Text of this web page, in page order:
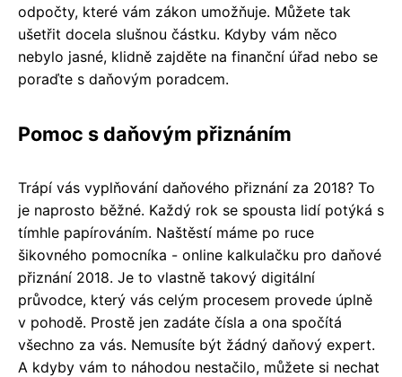
odpočty, které vám zákon umožňuje. Můžete tak
ušetřit docela slušnou částku. Kdyby vám něco
nebylo jasné, klidně zajděte na finanční úřad nebo se
poraďte s daňovým poradcem.
Pomoc s daňovým přiznáním
Trápí vás vyplňování daňového přiznání za 2018? To
je naprosto běžné. Každý rok se spousta lidí potýká s
tímhle papírováním. Naštěstí máme po ruce
šikovného pomocníka - online kalkulačku pro daňové
přiznání 2018. Je to vlastně takový digitální
průvodce, který vás celým procesem provede úplně
v pohodě. Prostě jen zadáte čísla a ona spočítá
všechno za vás. Nemusíte být žádný daňový expert.
A kdyby vám to náhodou nestačilo, můžete si nechat